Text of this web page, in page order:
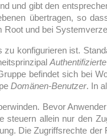
und gibt den
übertragen, so
Root und bei
konfigurieren ist.
befindet sich bei
Domänen-Benutzer. In
Bevor
steuern allein nur den
Die Zugriffsrechte